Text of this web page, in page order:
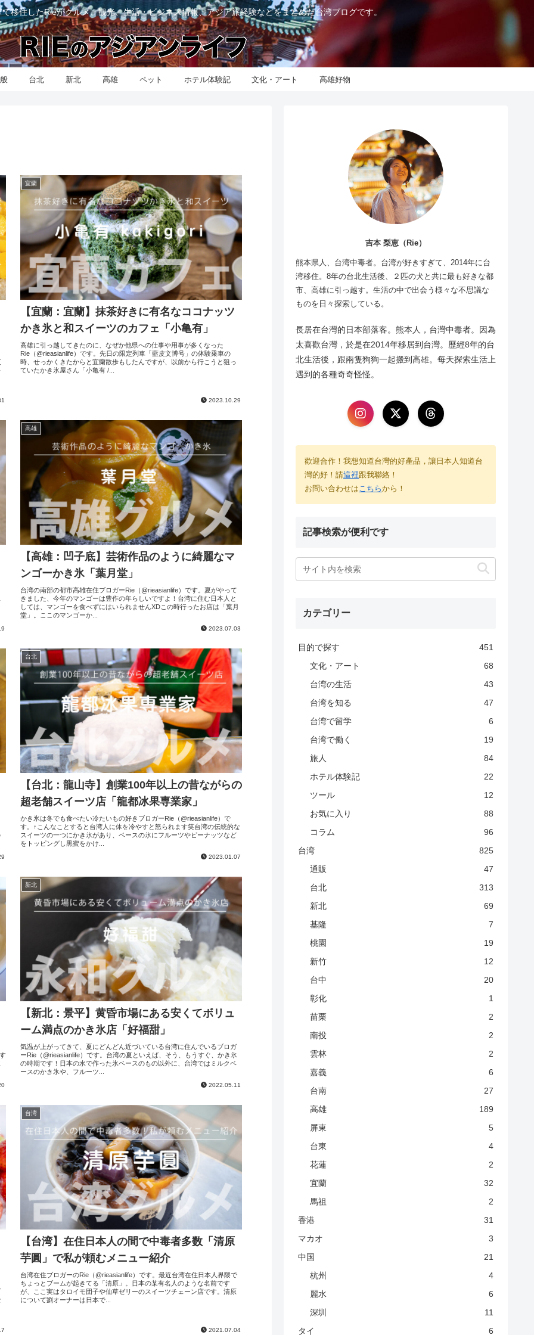
移住したRieがグルメ、観光、生活・ビジネス情報、アジア旅経験などをまとめた台湾ブログです。
台北 新北 高雄 ペット ホテル体験記 文化・アート 高雄好物
宜蘭
【宜蘭：宜蘭】抹茶好きに有名なココナッツ
かき氷と和スイーツのカフェ「小亀有」
高雄に引っ越してきたのに、なぜか他県への仕事や用事が多くなった
Rie（@rieasianlife）です。先日の限定列車「藍皮文博号」の体験乗車の
時、せっかくきたからと宜蘭散歩もしたんですが、以前から行こうと狙っ
ていたかき氷屋さん「小亀有 /...
2023.10.29
高雄
【高雄：凹子底】芸術作品のように綺麗なマ
ンゴーかき氷「葉月堂」
台湾の南部の都市高雄在住ブロガーRie（@rieasianlife）です。夏がやって
きました、今年のマンゴーは豊作の年らしいですよ！台湾に住む日本人と
しては、マンゴーを食べずにはいられませんXDこの時行ったお店は「葉月
堂」。ここのマンゴーか...
2023.07.03
台北
【台北：龍山寺】創業100年以上の昔ながらの
超老舗スイーツ店「龍都冰果専業家」
かき氷は冬でも食べたい冷たいもの好きブロガーRie（@rieasianlife）で
す。↑こんなことすると台湾人に体を冷やすと怒られます笑台湾の伝統的な
スイーツの一つにかき氷があり、ベースの氷にフルーツやピーナッツなど
をトッピングし黒蜜をかけ...
2023.01.07
新北
【新北：景平】黄昏市場にある安くてボリュ
ーム満点のかき氷店「好福甜」
気温が上がってきて、夏にどんどん近づいている台湾に住んでいるブロガ
ーRie（@rieasianlife）です。台湾の夏といえば、そう、もうすぐ、かき氷
の時期です！日本の水で作った氷ベースのもの以外に、台湾ではミルクベ
ースのかき氷や、フルーツ...
2022.05.11
台湾
【台湾】在住日本人の間で中毒者多数「清原
芋圓」で私が頼むメニュー紹介
台湾在住ブロガーのRie（@rieasianlife）です。最近台湾在住日本人界隈で
ちょっとブームが起きてる「清原」。日本の某有名人のような名前です
が、ここ実はタロイモ団子や仙草ゼリーのスイーツチェーン店です。清原
について劉オーナーは日本で...
2021.07.04
吉本 梨恵（Rie）
熊本県人、台湾中毒者。台湾が好きすぎて、2014年に台
湾移住。8年の台北生活後、２匹の犬と共に最も好きな都
市、高雄に引っ越す。生活の中で出会う様々な不思議な
ものを日々探索している。
長居在台灣的日本部落客。熊本人，台灣中毒者。因為
太喜歡台灣，於是在2014年移居到台灣。歷經8年的台
北生活後，跟兩隻狗狗一起搬到高雄。每天探索生活上
遇到的各種奇奇怪怪。
歡迎合作！我想知道台灣的好產品，讓日本人知道台
灣的好！請這裡跟我聯絡！
お問い合わせは こちらから！
記事検索が便利です
カテゴリー
目的で探す
451
文化・アート
68
台湾の生活
43
台湾を知る
47
台湾で留学
6
台湾で働く
19
旅人
84
ホテル体験記
22
ツール
12
お気に入り
88
コラム
96
台湾
825
通販
47
台北
313
新北
69
基隆
7
桃園
19
新竹
12
台中
20
彰化
1
苗栗
2
南投
2
雲林
2
嘉義
6
台南
27
高雄
189
屏東
5
台東
4
花蓮
2
宜蘭
32
馬祖
2
香港
31
マカオ
3
中国
21
杭州
4
麗水
6
深圳
11
タイ
6